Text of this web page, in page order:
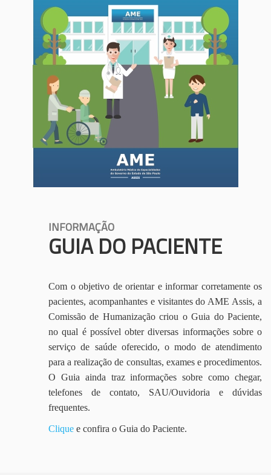
INFORMAÇÃO
GUIA DO PACIENTE
Com o objetivo de orientar e informar corretamente os
pacientes, acompanhantes e visitantes do AME Assis, a
Comissão de Humanização criou o Guia do Paciente,
no qual é possível obter diversas informações sobre o
serviço de saúde oferecido, o modo de atendimento
para a realização de consultas, exames e procedimentos.
O Guia ainda traz informações sobre como chegar,
telefones de contato, SAU/Ouvidoria e dúvidas
frequentes.
Clique e confira o Guia do Paciente.